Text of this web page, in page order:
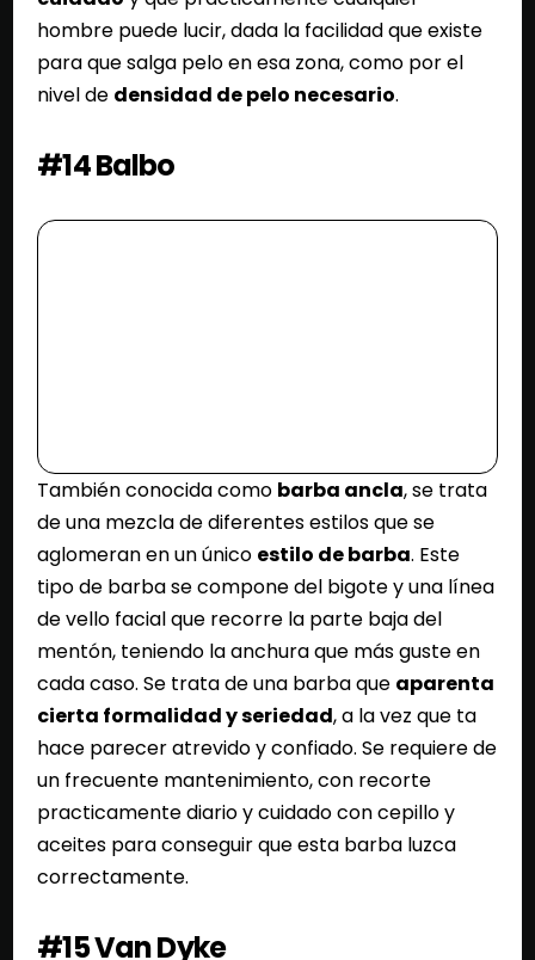
hombre puede lucir, dada la facilidad que existe
para que salga pelo en esa zona, como por el
nivel de densidad de pelo necesario.
#14 Balbo
También conocida como barba ancla, se trata
de una mezcla de diferentes estilos que se
aglomeran en un único estilo de barba. Este
tipo de barba se compone del bigote y una línea
de vello facial que recorre la parte baja del
mentón, teniendo la anchura que más guste en
cada caso. Se trata de una barba que aparenta
cierta formalidad y seriedad, a la vez que ta
hace parecer atrevido y confiado. Se requiere de
un frecuente mantenimiento, con recorte
practicamente diario y cuidado con cepillo y
aceites para conseguir que esta barba luzca
correctamente.
#15 Van Dyke